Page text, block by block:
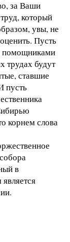
за Ваши
который
увы, не
Пусть
помощниками
трудах будут
ставшие
пусть
корнем слова
в